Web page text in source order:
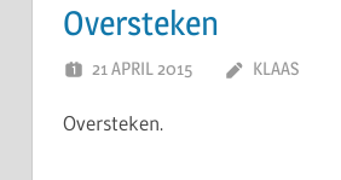
Oversteken
21 APRIL 2015 KLAAS
Oversteken.